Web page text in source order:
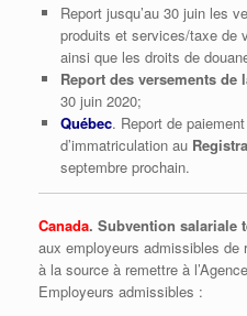
Report jusqu’au 30 juin les
produits et services/taxe de
ainsi que les droits de
Report des versements de
30 juin 2020;
Québec. Report de
d’immatriculation au
septembre prochain.
Canada. Subvention salariale
aux employeurs admissibles de
à la source à remettre à
Employeurs admissibles :